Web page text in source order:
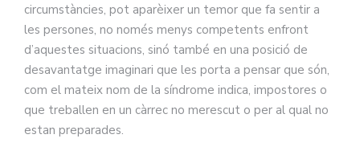
circumstàncies, pot aparèixer un temor que fa sentir a
les persones, no només menys competents enfront
d’aquestes situacions, sinó també en una posició de
desavantatge imaginari que les porta a pensar que són,
com el mateix nom de la síndrome indica, impostores o
que treballen en un càrrec no merescut o per al qual no
estan preparades.